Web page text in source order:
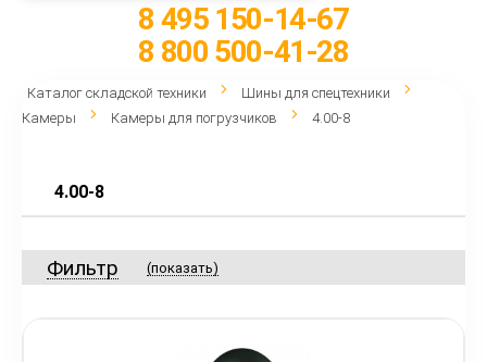
8 495 150-14-67
8 800 500-41-28
Каталог складской техники
Шины для спецтехники
Камеры
Камеры для погрузчиков 4.00-8
4.00-8
Фильтр (показать)